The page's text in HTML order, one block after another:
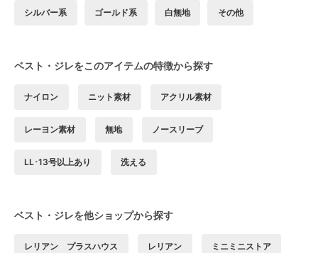
シルバー系 ゴールド系 白無地 その他
ベスト・ジレをこのアイテムの特徴から探す
ナイロン ニット素材 アクリル素材
レーヨン素材 無地 ノースリーブ
LL･13号以上あり 洗える
ベスト・ジレを他ショップから探す
レリアン プラスハウス レリアン ミニミニストア